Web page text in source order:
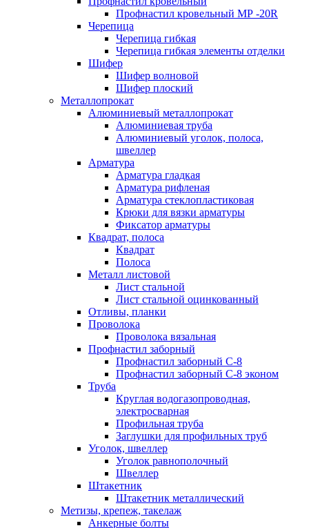
Профнастил кровельный МР -20R
Черепица
Черепица гибкая
Черепица гибкая элементы отделки
Шифер
Шифер волновой
Шифер плоский
Металлопрокат
Алюминиевый металлопрокат
Алюминиевая труба
Алюминиевый уголок, полоса,
швеллер
Арматура
Арматура гладкая
Арматура рифленая
Арматура стеклопластиковая
Крюки для вязки арматуры
Фиксатор арматуры
Квадрат, полоса
Квадрат
Полоса
Металл листовой
Лист стальной
Лист стальной оцинкованный
Отливы, планки
Проволока
Проволока вязальная
Профнастил заборный
Профнастил заборный С-8
Профнастил заборный С-8 эконом
Труба
Круглая водогазопроводная,
электросварная
Профильная труба
Заглушки для профильных труб
Уголок, швеллер
Уголок равнополочный
Швеллер
Штакетник
Штакетник металлический
Метизы, крепеж, такелаж
Анкерные болты